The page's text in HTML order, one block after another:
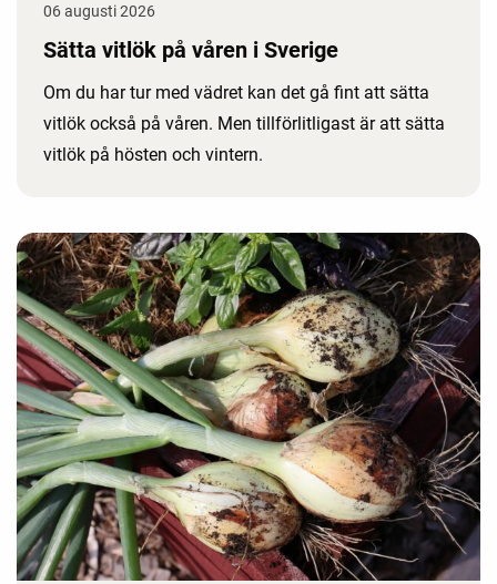
06 augusti 2026
Sätta vitlök på våren i Sverige
Om du har tur med vädret kan det gå fint att sätta
vitlök också på våren. Men tillförlitligast är att sätta
vitlök på hösten och vintern.